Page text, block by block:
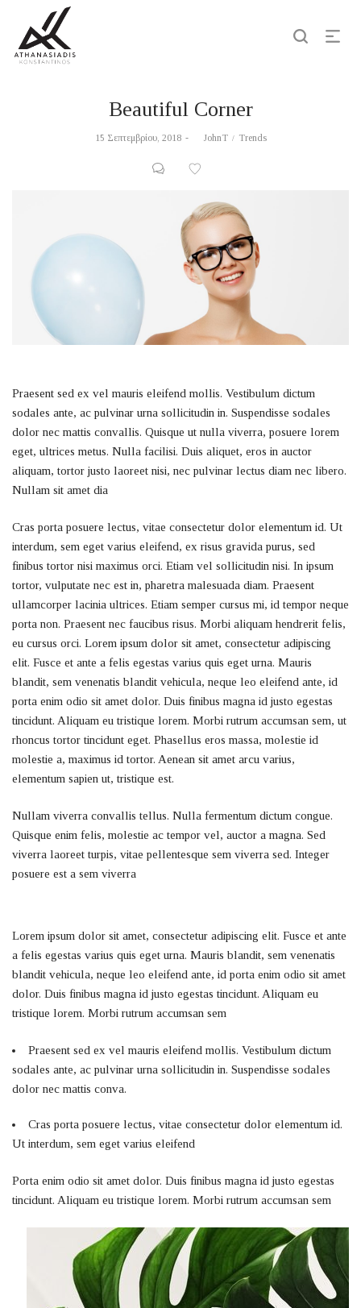
Beautiful Corner
Posted
15 Σεπτεμβρίου, 2018 JohnT
Posted
Trends
Praesent sed ex vel mauris eleifend mollis. Vestibulum dictum
sodales ante, ac pulvinar urna sollicitudin in. Suspendisse sodales
dolor nec mattis convallis. Quisque ut nulla viverra, posuere lorem
eget, ultrices metus. Nulla facilisi. Duis aliquet, eros in auctor
aliquam, tortor justo laoreet nisi, nec pulvinar lectus diam nec libero.
Nullam sit amet dia
Cras porta posuere lectus, vitae consectetur dolor elementum id. Ut
interdum, sem eget varius eleifend, ex risus gravida purus, sed
finibus tortor nisi maximus orci. Etiam vel sollicitudin nisi. In ipsum
tortor, vulputate nec est in, pharetra malesuada diam. Praesent
ullamcorper lacinia ultrices. Etiam semper cursus mi, id tempor neque
porta non. Praesent nec faucibus risus. Morbi aliquam hendrerit felis,
eu cursus orci. Lorem ipsum dolor sit amet, consectetur adipiscing
elit. Fusce et ante a felis egestas varius quis eget urna. Mauris
blandit, sem venenatis blandit vehicula, neque leo eleifend ante, id
porta enim odio sit amet dolor. Duis finibus magna id justo egestas
tincidunt. Aliquam eu tristique lorem. Morbi rutrum accumsan sem, ut
rhoncus tortor tincidunt eget. Phasellus eros massa, molestie id
molestie a, maximus id tortor. Aenean sit amet arcu varius,
elementum sapien ut, tristique est.
Nullam viverra convallis tellus. Nulla fermentum dictum congue.
Quisque enim felis, molestie ac tempor vel, auctor a magna. Sed
viverra laoreet turpis, vitae pellentesque sem viverra sed. Integer
posuere est a sem viverra
Lorem ipsum dolor sit amet, consectetur adipiscing elit. Fusce et ante
a felis egestas varius quis eget urna. Mauris blandit, sem venenatis
blandit vehicula, neque leo eleifend ante, id porta enim odio sit amet
dolor. Duis finibus magna id justo egestas tincidunt. Aliquam eu
tristique lorem. Morbi rutrum accumsan sem
Praesent sed ex vel mauris eleifend mollis. Vestibulum dictum
sodales ante, ac pulvinar urna sollicitudin in. Suspendisse sodales
dolor nec mattis conva.
Cras porta posuere lectus, vitae consectetur dolor elementum id.
Ut interdum, sem eget varius eleifend
Porta enim odio sit amet dolor. Duis finibus magna id justo egestas
tincidunt. Aliquam eu tristique lorem. Morbi rutrum accumsan sem